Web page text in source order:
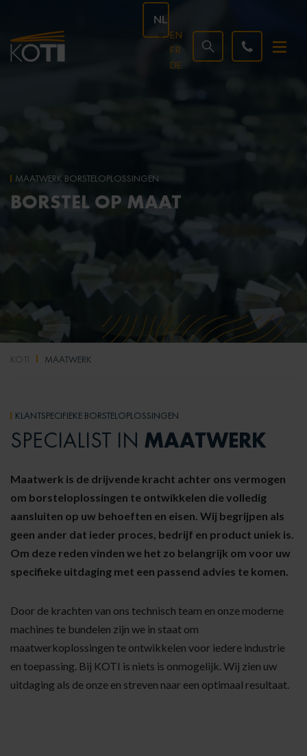
NL
EN
FR
DE
MAATWERK BORSTELOPLOSSINGEN
BORSTEL OP MAAT
KOTI MAATWERK
KLANTSPECIFIEKE BORSTELOPLOSSINGEN
SPECIALIST IN MAATWERK
Maatwerk is de drijvende kracht achter ons vermogen
om borsteloplossingen te ontwikkelen die volledig
aansluiten op uw behoeften en eisen. Wij begrijpen als
geen ander dat ieder proces, bedrijf en product uniek is.
Om deze reden vinden we het zo belangrijk om voor uw
specifieke uitdaging met een passend advies te komen.
Door de krachten van ons technisch team en onze moderne
machines te bundelen zijn we in staat om
maatwerkoplossingen te ontwikkelen voor iedere industrie
en toepassing. Bij KOTI is niets is onmogelijk. Wij zien uw
uitdaging als de onze en streven naar een optimaal resultaat.